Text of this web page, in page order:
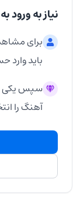
نیاز به
برای
باید وارد
سپس یکی
آهنگ را